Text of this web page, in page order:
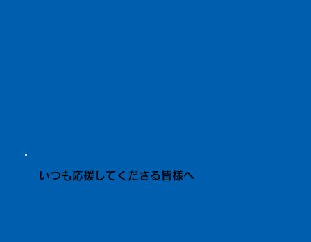
いつも応援してくださる皆様へ